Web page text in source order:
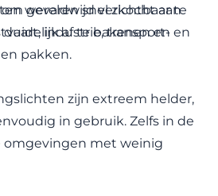
gevaren snel zichtbaar te
duidelijk af te bakenen en
pakken.
wereldwijd verkocht aan
industrie, transport- en
zijn extreem helder,
in gebruik. Zelfs in de
met weinig